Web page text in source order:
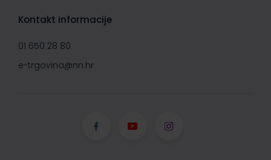
Kontakt informacije
01 650 28 80
e-trgovina@nn.hr